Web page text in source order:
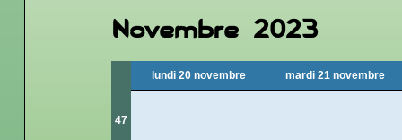
Novembre 2023
47
lundi 20 novembre mardi 21 novembre